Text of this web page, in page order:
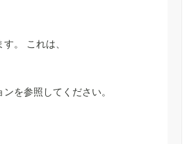
。 これは、
を参照してください。